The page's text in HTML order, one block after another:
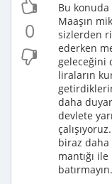
0
Bu
Maaşın
sizlerden
ederken
geleceğini
liraların
daha
devlete
biraz daha
mantığı